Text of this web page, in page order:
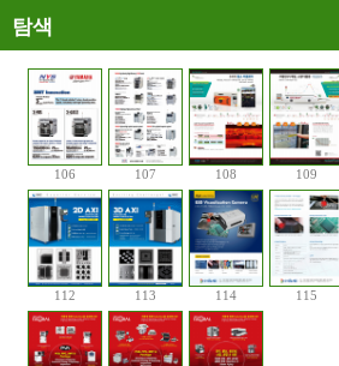
탐색
106 107 108 109
112 113 114 115